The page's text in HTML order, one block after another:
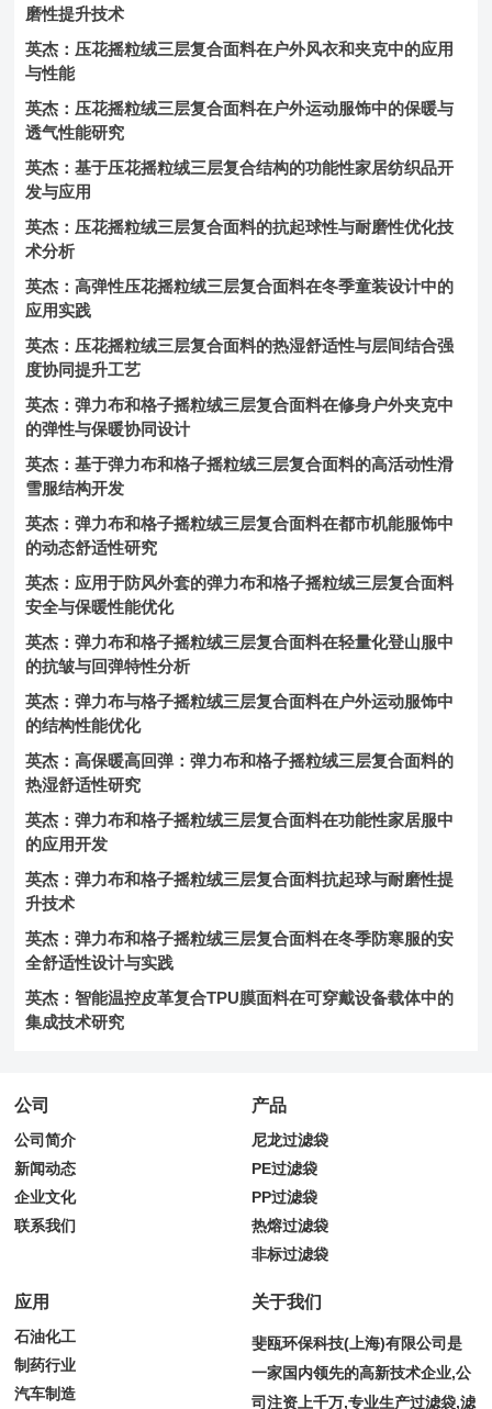
磨性提升技术
英杰：压花摇粒绒三层复合面料在户外风衣和夹克中的应用
与性能
英杰：压花摇粒绒三层复合面料在户外运动服饰中的保暖与
透气性能研究
英杰：基于压花摇粒绒三层复合结构的功能性家居纺织品开
发与应用
英杰：压花摇粒绒三层复合面料的抗起球性与耐磨性优化技
术分析
英杰：高弹性压花摇粒绒三层复合面料在冬季童装设计中的
应用实践
英杰：压花摇粒绒三层复合面料的热湿舒适性与层间结合强
度协同提升工艺
英杰：弹力布和格子摇粒绒三层复合面料在修身户外夹克中
的弹性与保暖协同设计
英杰：基于弹力布和格子摇粒绒三层复合面料的高活动性滑
雪服结构开发
英杰：弹力布和格子摇粒绒三层复合面料在都市机能服饰中
的动态舒适性研究
英杰：应用于防风外套的弹力布和格子摇粒绒三层复合面料
安全与保暖性能优化
英杰：弹力布和格子摇粒绒三层复合面料在轻量化登山服中
的抗皱与回弹特性分析
英杰：弹力布与格子摇粒绒三层复合面料在户外运动服饰中
的结构性能优化
英杰：高保暖高回弹：弹力布和格子摇粒绒三层复合面料的
热湿舒适性研究
英杰：弹力布和格子摇粒绒三层复合面料在功能性家居服中
的应用开发
英杰：弹力布和格子摇粒绒三层复合面料抗起球与耐磨性提
升技术
英杰：弹力布和格子摇粒绒三层复合面料在冬季防寒服的安
全舒适性设计与实践
英杰：智能温控皮革复合TPU膜面料在可穿戴设备载体中的
集成技术研究
公司
公司简介
新闻动态
企业文化
联系我们
产品
尼龙过滤袋
PE过滤袋
PP过滤袋
热熔过滤袋
非标过滤袋
应用
石油化工
制药行业
汽车制造
关于我们
斐瓯环保科技(上海)有限公司是
一家国内领先的高新技术企业,公
司注资上千万,专业生产过滤袋,滤